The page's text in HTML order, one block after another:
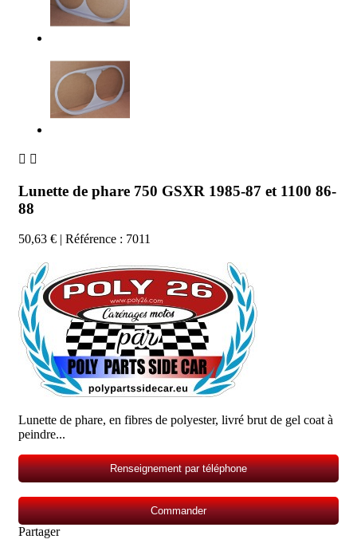
 
Lunette de phare 750 GSXR 1985-87 et 1100 86-
88
50,63 € | Référence : 7011
Lunette de phare, en fibres de polyester, livré brut de gel coat à
peindre...
Renseignement par téléphone
Commander
Partager